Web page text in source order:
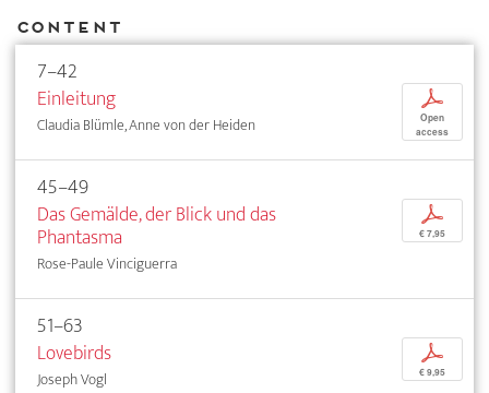
Content
7–42
Einleitung
Claudia Blümle, Anne von der Heiden
p
Open
access
45–49
Das Gemälde, der Blick und das
Phantasma
Rose-Paule Vinciguerra
p
€ 7,95
51–63
Lovebirds
Joseph Vogl
p
€ 9,95